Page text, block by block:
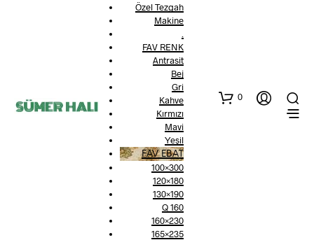
Özel Tezgah
Makine
FAV RENK
Antrasit
Bej
Gri
Kahve
Kırmızı
Mavi
Yeşil
FAV EBAT
100×300
120×180
130×190
Q 160
160×230
165×235
0